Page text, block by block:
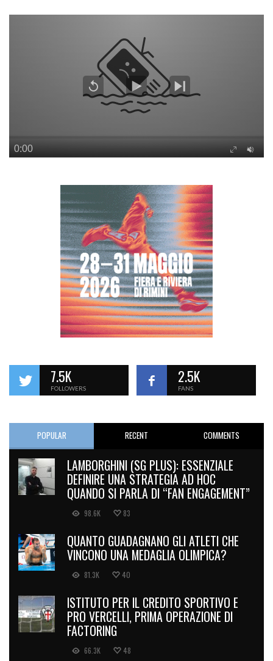
7.5K
FOLLOWERS
2.5K
FANS
POPULAR RECENT COMMENTS
LAMBORGHINI (SG PLUS): ESSENZIALE
DEFINIRE UNA STRATEGIA AD HOC
QUANDO SI PARLA DI “FAN ENGAGEMENT”
98.6K 83
QUANTO GUADAGNANO GLI ATLETI CHE
VINCONO UNA MEDAGLIA OLIMPICA?
81.3K 40
ISTITUTO PER IL CREDITO SPORTIVO E
PRO VERCELLI, PRIMA OPERAZIONE DI
FACTORING
66.3K 48